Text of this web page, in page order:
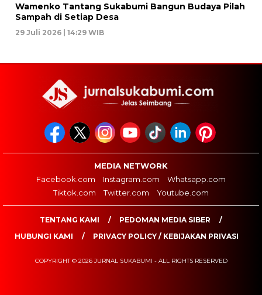
Wamenko Tantang Sukabumi Bangun Budaya Pilah
Sampah di Setiap Desa
29 Juli 2026 | 14:29 WIB
MEDIA NETWORK
Facebook.com
Instagram.com
Whatsapp.com
Tiktok.com
Twitter.com Youtube.com
TENTANG KAMI
PEDOMAN MEDIA SIBER
HUBUNGI KAMI
PRIVACY POLICY / KEBIJAKAN PRIVASI
COPYRIGHT © 2026 JURNAL SUKABUMI - ALL RIGHTS RESERVED